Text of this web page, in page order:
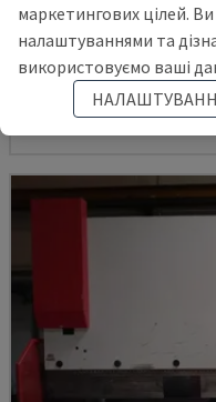
HAP 40200
DURMA - ПРЕСОВИЙ ГАЛЬМО
ПОЛЬЩА 2003
маркетингових цілей.
налаштуваннями та
використовуємо ваші